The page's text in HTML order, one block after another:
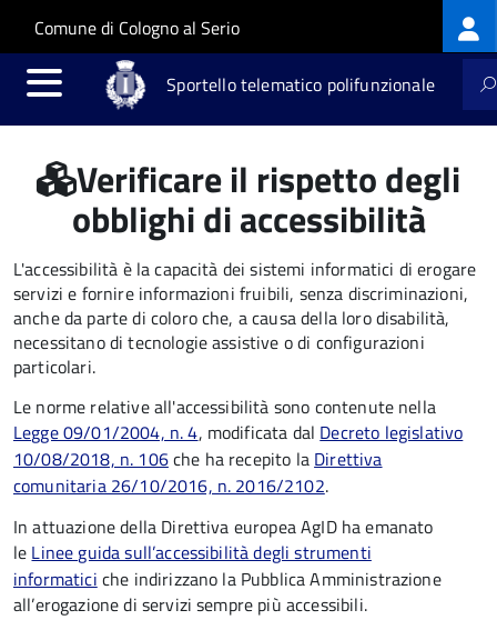
Salta al contenuto principale
Skip to site navigation
Comune di Cologno al Serio
Sportello telematico polifunzionale
Verificare il rispetto degli
obblighi di accessibilità
L'accessibilità è la capacità dei sistemi informatici di erogare
servizi e fornire informazioni fruibili, senza discriminazioni,
anche da parte di coloro che, a causa della loro disabilità,
necessitano di tecnologie assistive o di configurazioni
particolari.
Le norme relative all'accessibilità sono contenute nella
Legge 09/01/2004, n. 4, modificata dal Decreto legislativo
10/08/2018, n. 106che ha recepito la Direttiva
comunitaria 26/10/2016, n. 2016/2102.
In attuazione della Direttiva europea AgID ha emanato
le Linee guida sull’accessibilità degli strumenti
informatici che indirizzano la Pubblica Amministrazione
all’erogazione di servizi sempre più accessibili.